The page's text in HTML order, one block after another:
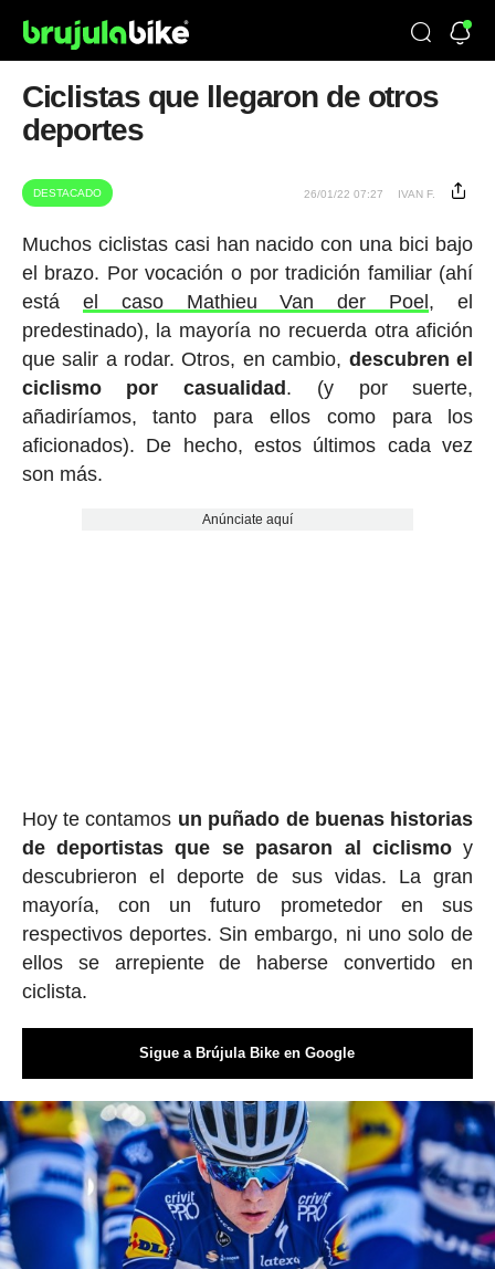
Ciclistas que llegaron de otros
deportes
DESTACADO 26/01/22 07:27 IVAN F.
Muchos ciclistas casi han nacido con una bici bajo
el brazo. Por vocación o por tradición familiar (ahí
está el caso Mathieu Van der Poel , el
predestinado), la mayoría no recuerda otra afición
que salir a rodar. Otros, en cambio, descubren el
ciclismo por casualidad . (y por suerte,
añadiríamos, tanto para ellos como para los
aficionados). De hecho, estos últimos cada vez
son más.
Anúnciate aquí
Hoy te contamos un puñado de buenas historias
de deportistas que se pasaron al ciclismoy
descubrieron el deporte de sus vidas. La gran
mayoría, con un futuro prometedor en sus
respectivos deportes. Sin embargo, ni uno solo de
ellos se arrepiente de haberse convertido en
ciclista.
Sigue a Brújula Bike en Google